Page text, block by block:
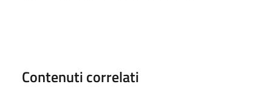
Contenuti correlati